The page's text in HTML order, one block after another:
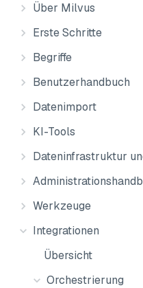
Über Milvus
Erste Schritte
Begriffe
Benutzerhandbuch
Datenimport
KI-Tools
Dateninfrastruktur
Werkzeuge
Integrationen
Übersicht
Orchestrierung